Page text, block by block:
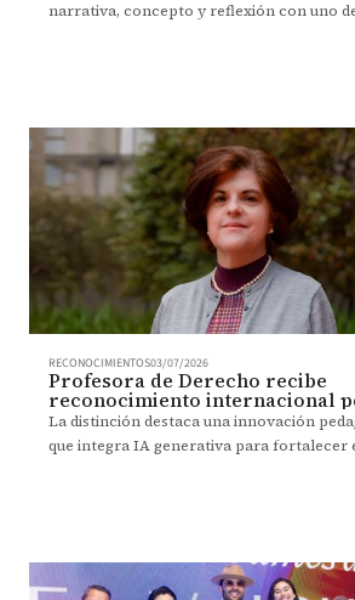
narrativa, concepto y reflexión con uno
RECONOCIMIENTOS03/07/2026
Profesora de Derecho recibe
reconocimiento internacional
innovar con IA en la enseñanza
La distinción destaca una innovación
que integra IA generativa para fortalecer